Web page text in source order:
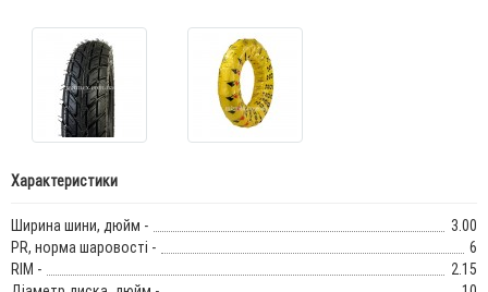
Характеристики
Ширина шини, дюйм -
3.00
PR, норма шаровості -
6
RIM -
2.15